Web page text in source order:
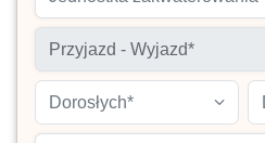
Dorosłych*